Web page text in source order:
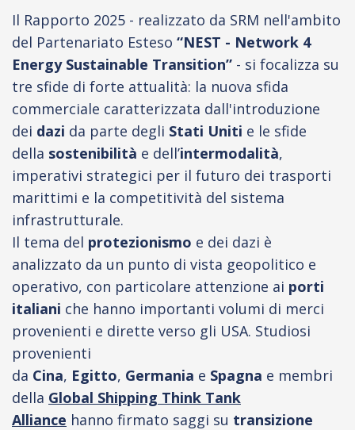
Il Rapporto 2025 - realizzato da SRM nell'ambito
del Partenariato Esteso “NEST - Network 4
Energy Sustainable Transition” - si focalizza su
tre sfide di forte attualità: la nuova sfida
commerciale caratterizzata dall'introduzione
dei dazi da parte degli Stati Uniti e le sfide
della sostenibilità e dell’intermodalità,
imperativi strategici per il futuro dei trasporti
marittimi e la competitività del sistema
infrastrutturale.
Il tema del protezionismo e dei dazi è
analizzato da un punto di vista geopolitico e
operativo, con particolare attenzione ai porti
italiani che hanno importanti volumi di merci
provenienti e dirette verso gli USA. Studiosi
provenienti
da Cina, Egitto, Germania e Spagna e membri
della Global Shipping Think Tank
Alliance hanno firmato saggi su transizione